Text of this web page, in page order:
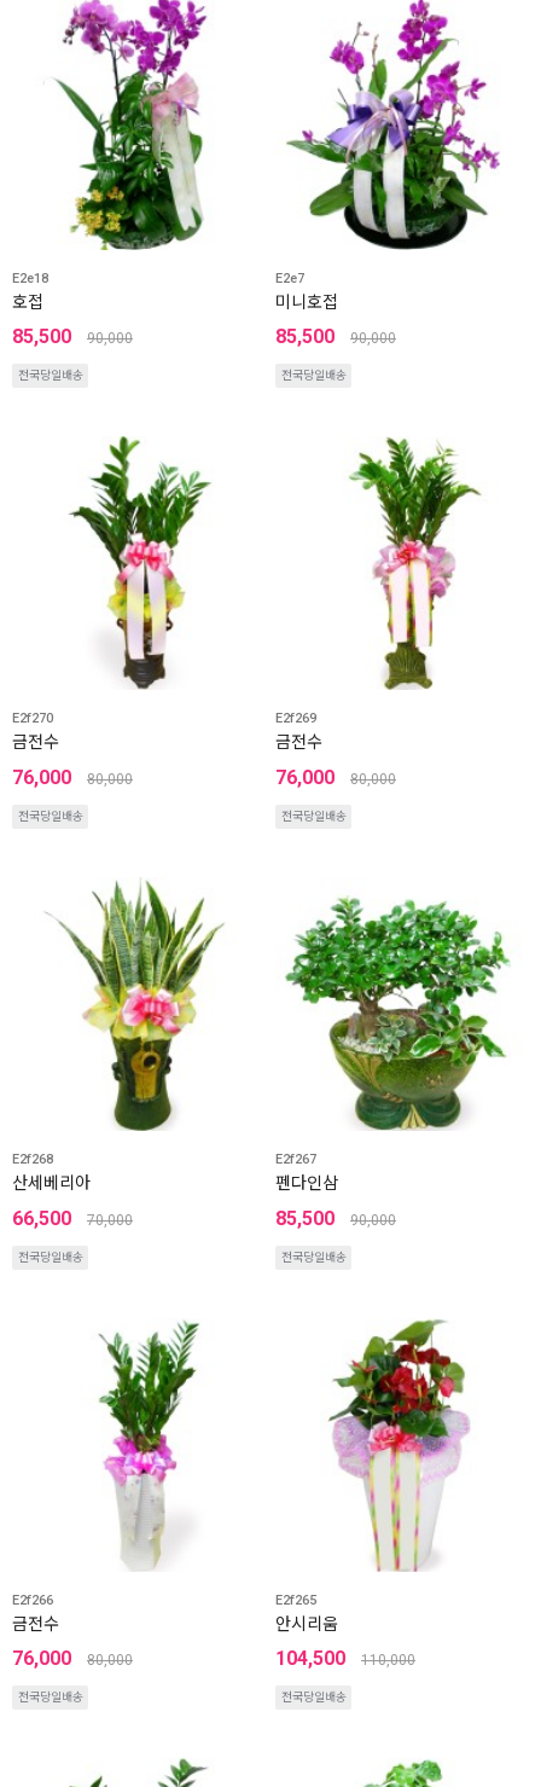
E2e18
호접
85,500 90,000
전국당일배송
E2e7
미니호접
85,500 90,000
전국당일배송
E2f270
금전수
76,000 80,000
전국당일배송
E2f269
금전수
76,000 80,000
전국당일배송
E2f268
산세베리아
66,500 70,000
전국당일배송
E2f267
펜다인삼
85,500 90,000
전국당일배송
E2f266
금전수
76,000 80,000
전국당일배송
E2f265
안시리움
104,500 110,000
전국당일배송